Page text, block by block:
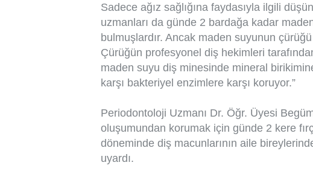
Sadece ağız sağlığına faydasıyla ilgili
uzmanları da günde 2 bardağa kadar
bulmuşlardır. Ancak maden suyunun
Çürüğün profesyonel diş hekimleri
maden suyu diş minesinde mineral
karşı bakteriyel enzimlere karşı koruyor.”
Periodontoloji Uzmanı Dr. Öğr. Üyesi
oluşumundan korumak için günde 2 kere
döneminde diş macunlarının aile
uyardı.